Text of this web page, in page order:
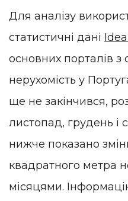
Для аналізу
статистичні дані
основних порталів
нерухомість у
ще не закінчився,
листопад, грудень і
нижче показано
квадратного метра
місяцями.